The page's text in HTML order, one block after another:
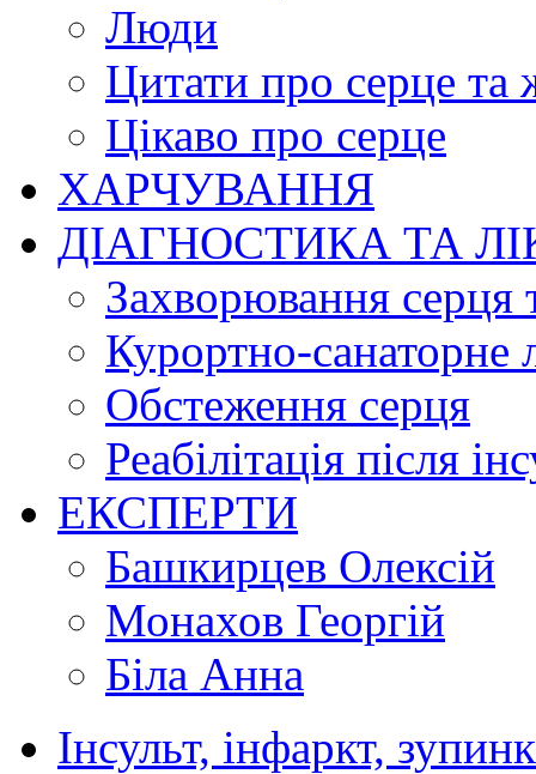
Люди
Цитати про серце та
Цікаво про серце
ХАРЧУВАННЯ
ДІАГНОСТИКА ТА
Захворювання серця
Курортно-cанаторне
Обстеження серця
Реабілітація після
ЕКСПЕРТИ
Башкирцев Олексій
Монахов Георгій
Біла Анна
Інсульт, інфаркт,